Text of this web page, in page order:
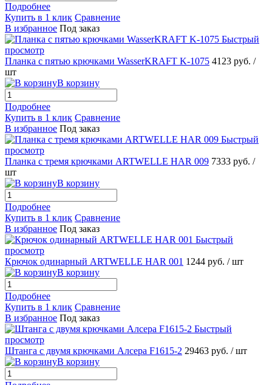
Подробнее
Купить в 1 клик Сравнение
В избранное Под заказ
Быстрый
просмотр
Планка с пятью крючками WasserKRAFT K-1075 4123 руб. /
шт
В корзину
Подробнее
Купить в 1 клик Сравнение
В избранное Под заказ
Быстрый
просмотр
Планка с тремя крючками ARTWELLE HAR 009 7333 руб. /
шт
В корзину
Подробнее
Купить в 1 клик Сравнение
В избранное Под заказ
Быстрый
просмотр
Крючок одинарный ARTWELLE HAR 001 1244 руб. / шт
В корзину
Подробнее
Купить в 1 клик Сравнение
В избранное Под заказ
Быстрый
просмотр
Штанга с двумя крючками Алсера F1615-2 29463 руб. / шт
В корзину